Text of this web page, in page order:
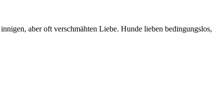
aber oft verschmähten Liebe. Hunde lieben bedingungslos,